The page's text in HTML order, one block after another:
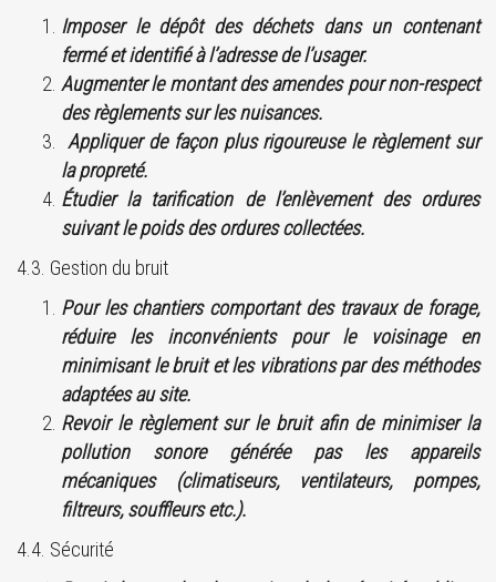
Imposer le dépôt des déchets dans un contenant
fermé et identifié à l’adresse de l’usager.
Augmenter le montant des amendes pour non-respect
des règlements sur les nuisances.
Appliquer de façon plus rigoureuse le règlement sur
la propreté.
Étudier la tarification de l’enlèvement des ordures
suivant le poids des ordures collectées.
4.3. Gestion du bruit
Pour les chantiers comportant des travaux de forage,
réduire les inconvénients pour le voisinage en
minimisant le bruit et les vibrations par des méthodes
adaptées au site.
Revoir le règlement sur le bruit afin de minimiser la
pollution sonore générée pas les appareils
mécaniques (climatiseurs, ventilateurs, pompes,
filtreurs, souffleurs etc.).
4.4. Sécurité